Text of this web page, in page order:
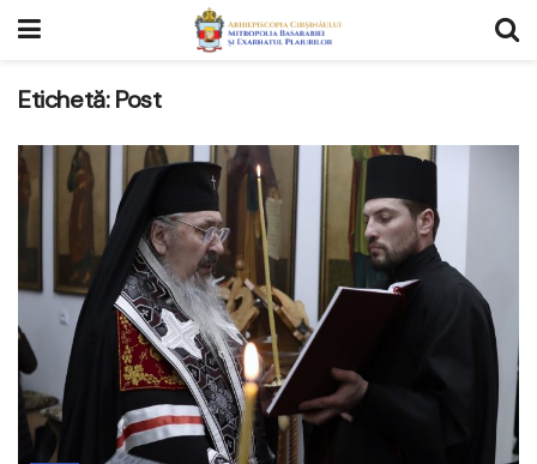
Etichetă:Post